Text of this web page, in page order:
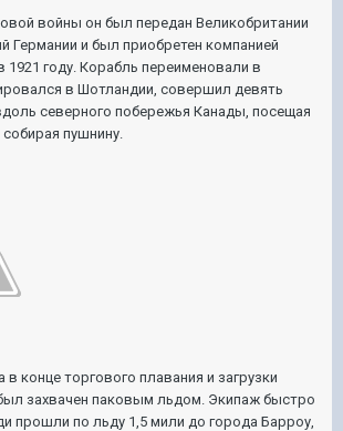
войны он был передан Великобритании
Германии и был приобретен компанией
1921 году. Корабль переименовали в
в Шотландии, совершил девять
северного побережья Канады, посещая
пушнину.
в конце торгового плавания и загрузки
захвачен паковым льдом. Экипаж быстро
прошли по льду 1,5 мили до города Барроу,